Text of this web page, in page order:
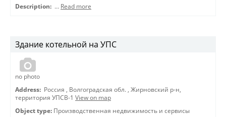
Description: … Read more
Здание котельной на УПС
no photo
Address: Россия , Волгоградская обл. , Жирновский р-н,
территория УПСВ-1 View on map
Object type: Производственная недвижимость и сервисы